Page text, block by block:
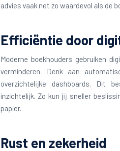
advies vaak net zo waardevol als de
Efficiëntie door
Moderne boekhouders gebruiken
verminderen. Denk aan
overzichtelijke dashboards. Dit
inzichtelijk. Zo kun jij sneller
papier.
Rust en zekerheid